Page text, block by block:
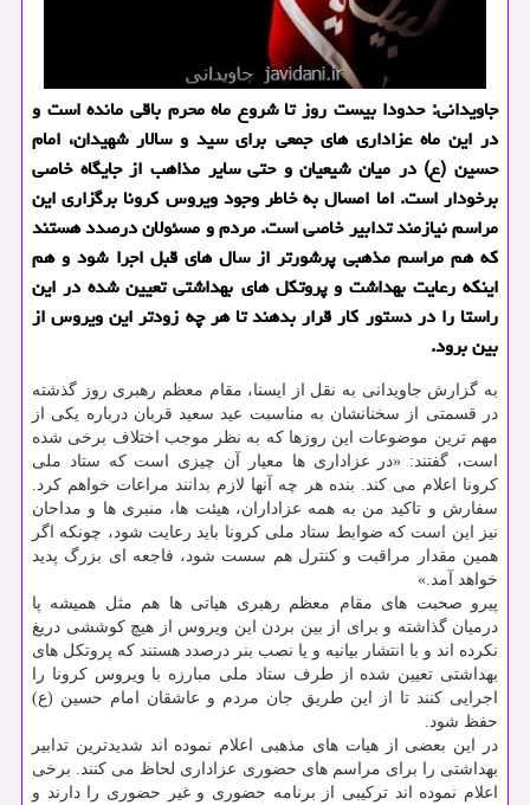
جاویدانی: حدودا بیست روز تا شروع ماه محرم باقی مانده است و
در این ماه عزاداری های جمعی برای سید و سالار شهیدان، امام
حسین (ع) در میان شیعیان و حتی سایر مذاهب از جایگاه خاصی
برخودار است. اما امسال به خاطر وجود ویروس كرونا برگزاری این
مراسم نیازمند تدابیر خاصی است. مردم و مسئولان درصدد هستند
كه هم مراسم مذهبی پرشورتر از سال های قبل اجرا شود و هم
اینكه رعایت بهداشت و پروتكل های بهداشتی تعیین شده در این
راستا را در دستور كار قرار بدهند تا هر چه زودتر این ویروس از
بین برود.
به گزارش جاویدانی به نقل از ایسنا، مقام معظم رهبری روز گذشته
در قسمتی از سخنانشان به مناسبت عید سعید قربان درباره یکی از
مهم ترین موضوعات این روزها که به نظر موجب اختلاف برخی شده
است، گفتند: «در عزاداری ها معیار آن چیزی است که ستاد ملی
کرونا اعلام می کند. بنده هر چه آنها لازم بدانند مراعات خواهم کرد.
سفارش و تاکید من به همه عزاداران، هیئت ها، منبری ها و مداحان
نیز این است که ضوابط ستاد ملی کرونا باید رعایت شود، چونکه اگر
همین مقدار مراقبت و کنترل هم سست شود، فاجعه ای بزرگ پدید
خواهد آمد.»
پیرو صحبت های مقام معظم رهبری هیاتی ها هم مثل همیشه پا
درمیان گذاشته و برای از بین بردن این ویروس از هیچ کوششی دریغ
نکرده اند و با انتشار بیانیه و یا نصب بنر درصدد هستند که پروتکل های
بهداشتی تعیین شده از طرف ستاد ملی مبارزه با ویروس کرونا را
اجرایی کنند تا از این طریق جان مردم و عاشقان امام حسین (ع)
حفظ شود.
در این بعضی از هیات های مذهبی اعلام نموده اند شدیدترین تدابیر
بهداشتی را برای مراسم های حضوری عزاداری لحاظ می کنند. برخی
اعلام نموده اند ترکیبی از برنامه حضوری و غیر حضوری را دارند و